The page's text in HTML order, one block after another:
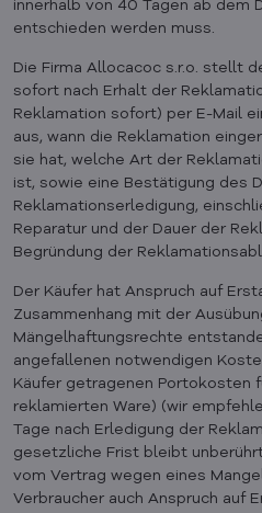
innerhalb von 40 Tagen ab dem
entschieden werden muss.
Die Firma Allocacoc s.r.o. stellt
sofort nach Erhalt der
Reklamation sofort) per E-Mail
aus, wann die Reklamation
sie hat, welche Art der
ist, sowie eine Bestätigung des
Reklamationserledigung,
Reparatur und der Dauer der
Begründung der
Der Käufer hat Anspruch auf
Zusammenhang mit der
Mängelhaftungsrechte
angefallenen notwendigen
Käufer getragenen Portokosten
reklamierten Ware) (wir
Tage nach Erledigung der
gesetzliche Frist bleibt
vom Vertrag wegen eines
Verbraucher auch Anspruch auf